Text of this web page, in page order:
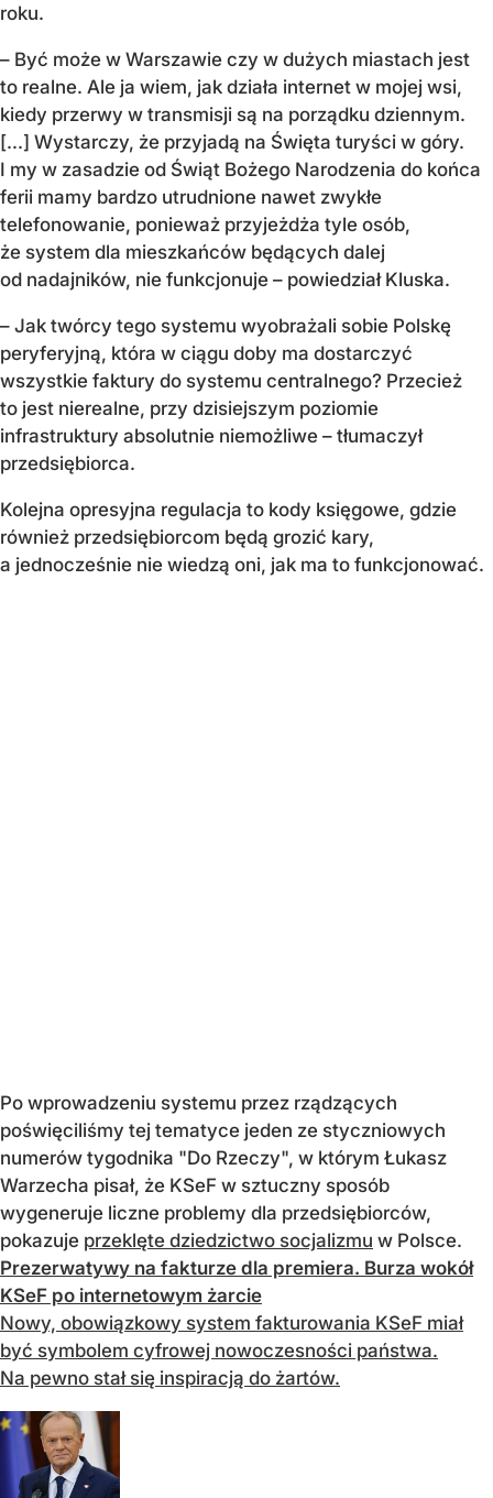
roku.
– Być może w Warszawie czy w dużych miastach jest
to realne. Ale ja wiem, jak działa internet w mojej wsi,
kiedy przerwy w transmisji są na porządku dziennym.
[...] Wystarczy, że przyjadą na Święta turyści w góry.
I my w zasadzie od Świąt Bożego Narodzenia do końca
ferii mamy bardzo utrudnione nawet zwykłe
telefonowanie, ponieważ przyjeżdża tyle osób,
że system dla mieszkańców będących dalej
od nadajników, nie funkcjonuje – powiedział Kluska.
– Jak twórcy tego systemu wyobrażali sobie Polskę
peryferyjną, która w ciągu doby ma dostarczyć
wszystkie faktury do systemu centralnego? Przecież
to jest nierealne, przy dzisiejszym poziomie
infrastruktury absolutnie niemożliwe – tłumaczył
przedsiębiorca.
Kolejna opresyjna regulacja to kody księgowe, gdzie
również przedsiębiorcom będą grozić kary,
a jednocześnie nie wiedzą oni, jak ma to funkcjonować.
Po wprowadzeniu systemu przez rządzących
poświęciliśmy tej tematyce jeden ze styczniowych
numerów tygodnika "Do Rzeczy", w którym Łukasz
Warzecha pisał, że KSeF w sztuczny sposób
wygeneruje liczne problemy dla przedsiębiorców,
pokazuje przeklęte dziedzictwo socjalizmu w Polsce.
Prezerwatywy na fakturze dla premiera. Burza wokół
KSeF po internetowym żarcie
Nowy, obowiązkowy system fakturowania KSeF miał
być symbolem cyfrowej nowoczesności państwa.
Na pewno stał się inspiracją do żartów.